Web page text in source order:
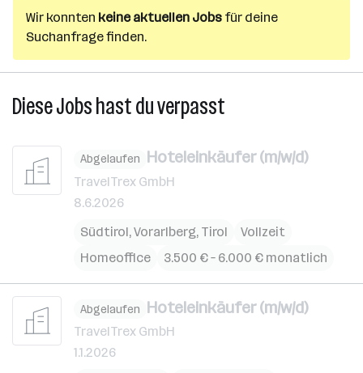
Wir konnten keine aktuellen Jobs für deine
Suchanfrage finden.
Diese Jobs hast du verpasst
Abgelaufen Hoteleinkäufer (m/w/d)
TravelTrex GmbH
8.6.2026
Südtirol,Vorarlberg, Tirol
Vollzeit
Homeoffice
3.500 € – 6.000 € monatlich
Abgelaufen Hoteleinkäufer (m/w/d)
TravelTrex GmbH
1.1.2026